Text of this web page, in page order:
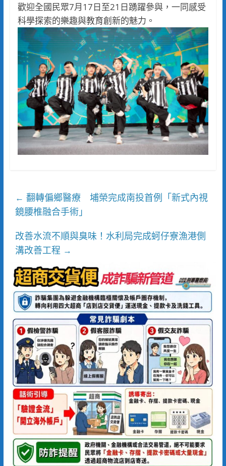
歡迎全國民眾7月17日至21日踴躍參與，一同感受
科學探索的樂趣與教育創新的魅力。
← 翻轉偏鄉醫療 埔榮完成南投首例「新式內視
鏡腰椎融合手術」
改善水流不順與臭味！水利局完成蚵仔寮漁港側
溝改善工程 →